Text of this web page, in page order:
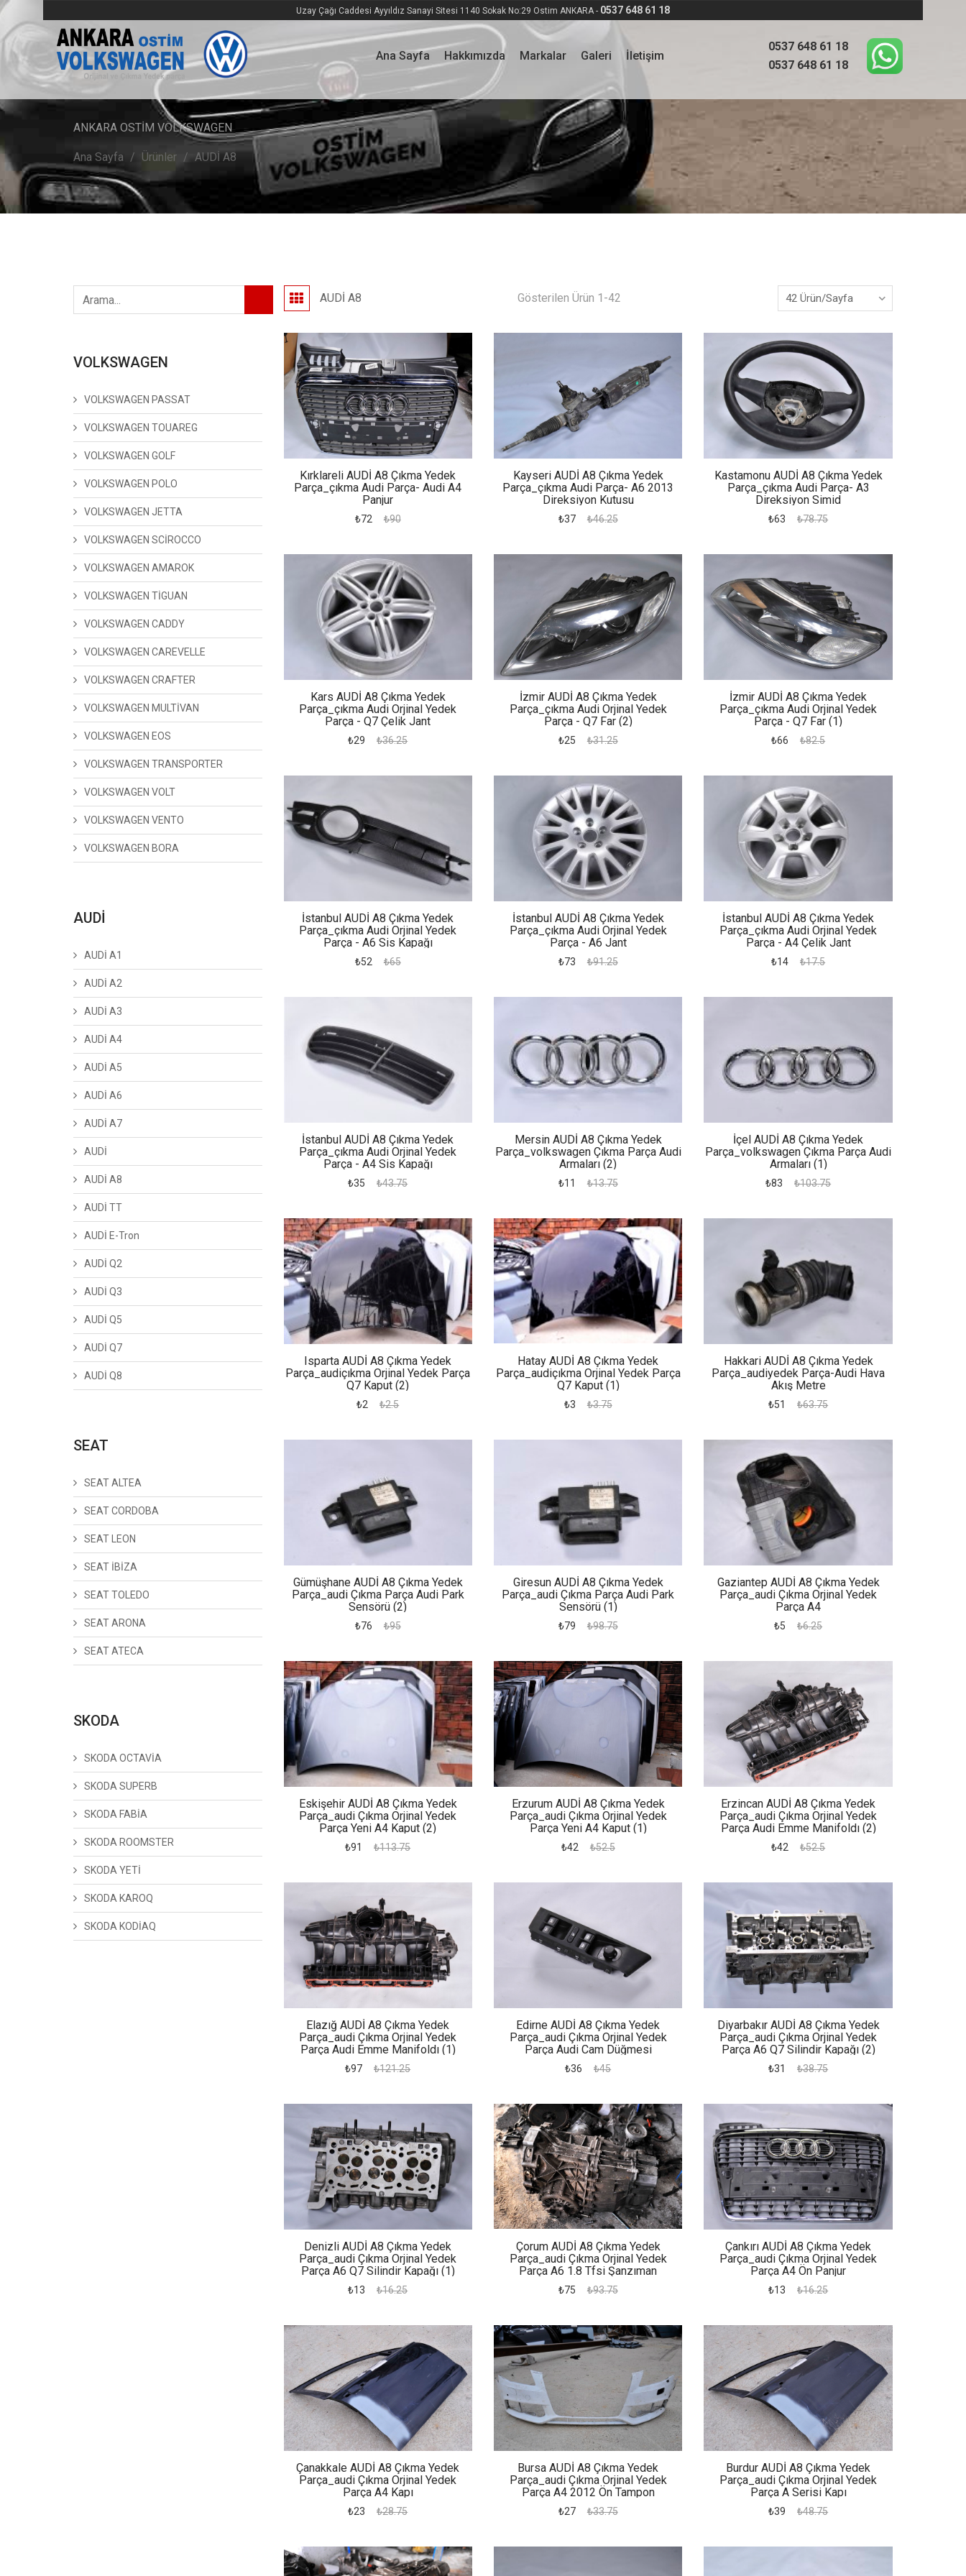
Uzay Çağı Caddesi Ayyıldız Sanayi Sitesi 1140 Sokak No:29 Ostim ANKARA - 0537 648 61 18
0537 648 61 18
0537 648 61 18
Ana Sayfa Hakkımızda Markalar Galeri İletişim
ANKARA OSTİM VOLKSWAGEN
Ana Sayfa Ürünler AUDİ A8
AUDİ A8 Gösterilen Ürün 1-42
Kırklareli AUDİ A8 Çıkma Yedek
Parça_çıkma Audi Parça- Audi A4
Panjur
₺72 ₺90
Kayseri AUDİ A8 Çıkma Yedek
Parça_çıkma Audi Parça- A6 2013
Direksiyon Kutusu
₺37 ₺46.25
Kastamonu AUDİ A8 Çıkma Yedek
Parça_çıkma Audi Parça- A3
Direksiyon Simid
₺63 ₺78.75
Kars AUDİ A8 Çıkma Yedek
Parça_çıkma Audi Orjinal Yedek
Parça - Q7 Çelik Jant
₺29 ₺36.25
İzmir AUDİ A8 Çıkma Yedek
Parça_çıkma Audi Orjinal Yedek
Parça - Q7 Far (2)
₺25 ₺31.25
İzmir AUDİ A8 Çıkma Yedek
Parça_çıkma Audi Orjinal Yedek
Parça - Q7 Far (1)
₺66 ₺82.5
İstanbul AUDİ A8 Çıkma Yedek
Parça_çıkma Audi Orjinal Yedek
Parça - A6 Sis Kapağı
₺52 ₺65
İstanbul AUDİ A8 Çıkma Yedek
Parça_çıkma Audi Orjinal Yedek
Parça - A6 Jant
₺73 ₺91.25
İstanbul AUDİ A8 Çıkma Yedek
Parça_çıkma Audi Orjinal Yedek
Parça - A4 Çelik Jant
₺14 ₺17.5
İstanbul AUDİ A8 Çıkma Yedek
Parça_çıkma Audi Orjinal Yedek
Parça - A4 Sis Kapağı
₺35 ₺43.75
Mersin AUDİ A8 Çıkma Yedek
Parça_volkswagen Çıkma Parça Audi
Armaları (2)
₺11 ₺13.75
İçel AUDİ A8 Çıkma Yedek
Parça_volkswagen Çıkma Parça Audi
Armaları (1)
₺83 ₺103.75
Isparta AUDİ A8 Çıkma Yedek
Parça_audiçıkma Orjinal Yedek Parça
Q7 Kaput (2)
₺2 ₺2.5
Hatay AUDİ A8 Çıkma Yedek
Parça_audiçıkma Orjinal Yedek Parça
Q7 Kaput (1)
₺3 ₺3.75
Hakkari AUDİ A8 Çıkma Yedek
Parça_audiyedek Parça-Audi Hava
Akış Metre
₺51 ₺63.75
Gümüşhane AUDİ A8 Çıkma Yedek
Parça_audi Çıkma Parça Audi Park
Sensörü (2)
₺76 ₺95
Giresun AUDİ A8 Çıkma Yedek
Parça_audi Çıkma Parça Audi Park
Sensörü (1)
₺79 ₺98.75
Gaziantep AUDİ A8 Çıkma Yedek
Parça_audi Çıkma Orjinal Yedek
Parça A4
₺5 ₺6.25
Eskişehir AUDİ A8 Çıkma Yedek
Parça_audi Çıkma Orjinal Yedek
Parça Yeni A4 Kaput (2)
₺91 ₺113.75
Erzurum AUDİ A8 Çıkma Yedek
Parça_audi Çıkma Orjinal Yedek
Parça Yeni A4 Kaput (1)
₺42 ₺52.5
Erzincan AUDİ A8 Çıkma Yedek
Parça_audi Çıkma Orjinal Yedek
Parça Audi Emme Manifoldı (2)
₺42 ₺52.5
Elazığ AUDİ A8 Çıkma Yedek
Parça_audi Çıkma Orjinal Yedek
Parça Audi Emme Manifoldı (1)
₺97 ₺121.25
Edirne AUDİ A8 Çıkma Yedek
Parça_audi Çıkma Orjinal Yedek
Parça Audi Cam Düğmesi
₺36 ₺45
Diyarbakır AUDİ A8 Çıkma Yedek
Parça_audi Çıkma Orjinal Yedek
Parça A6 Q7 Silindir Kapağı (2)
₺31 ₺38.75
Denizli AUDİ A8 Çıkma Yedek
Parça_audi Çıkma Orjinal Yedek
Parça A6 Q7 Silindir Kapağı (1)
₺13 ₺16.25
Çorum AUDİ A8 Çıkma Yedek
Parça_audi Çıkma Orjinal Yedek
Parça A6 1.8 Tfsi Şanzıman
₺75 ₺93.75
Çankırı AUDİ A8 Çıkma Yedek
Parça_audi Çıkma Orjinal Yedek
Parça A4 Ön Panjur
₺13 ₺16.25
Çanakkale AUDİ A8 Çıkma Yedek
Parça_audi Çıkma Orjinal Yedek
Parça A4 Kapı
₺23 ₺28.75
Bursa AUDİ A8 Çıkma Yedek
Parça_audi Çıkma Orjinal Yedek
Parça A4 2012 Ön Tampon
₺27 ₺33.75
Burdur AUDİ A8 Çıkma Yedek
Parça_audi Çıkma Orjinal Yedek
Parça A Serisi Kapı
₺39 ₺48.75
VOLKSWAGEN
VOLKSWAGEN PASSAT
VOLKSWAGEN TOUAREG
VOLKSWAGEN GOLF
VOLKSWAGEN POLO
VOLKSWAGEN JETTA
VOLKSWAGEN SCİROCCO
VOLKSWAGEN AMAROK
VOLKSWAGEN TİGUAN
VOLKSWAGEN CADDY
VOLKSWAGEN CAREVELLE
VOLKSWAGEN CRAFTER
VOLKSWAGEN MULTİVAN
VOLKSWAGEN EOS
VOLKSWAGEN TRANSPORTER
VOLKSWAGEN VOLT
VOLKSWAGEN VENTO
VOLKSWAGEN BORA
AUDİ
AUDİ A1
AUDİ A2
AUDİ A3
AUDİ A4
AUDİ A5
AUDİ A6
AUDİ A7
AUDİ
AUDİ A8
AUDİ TT
AUDİ E-Tron
AUDİ Q2
AUDİ Q3
AUDİ Q5
AUDİ Q7
AUDİ Q8
SEAT
SEAT ALTEA
SEAT CORDOBA
SEAT LEON
SEAT İBİZA
SEAT TOLEDO
SEAT ARONA
SEAT ATECA
SKODA
SKODA OCTAVİA
SKODA SUPERB
SKODA FABİA
SKODA ROOMSTER
SKODA YETİ
SKODA KAROQ
SKODA KODİAQ